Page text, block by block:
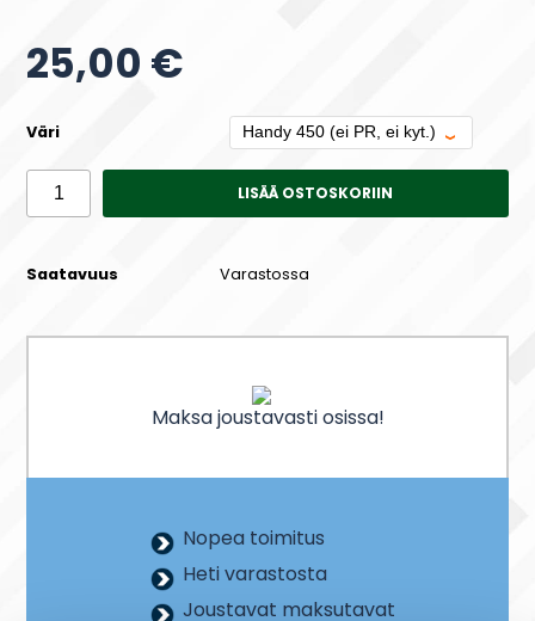
25,00 €
Väri
LISÄÄ OSTOSKORIIN
Saatavuus Varastossa
Maksa joustavasti osissa!
Nopea toimitus
Heti varastosta
Joustavat maksutavat